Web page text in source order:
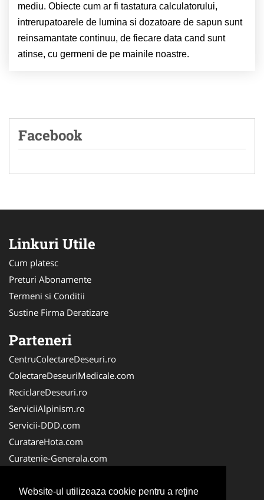
Website-ul utilizeaza cookie pentru a reţine
mediu. Obiecte cum ar fi tastatura calculatorului,
intrerupatoarele de lumina si dozatoare de sapun sunt
reinsamantate continuu, de fiecare data cand sunt
atinse, cu germeni de pe mainile noastre.
Facebook
Linkuri Utile
Cum platesc
Preturi Abonamente
Termeni si Conditii
Sustine Firma Deratizare
Parteneri
CentruColectareDeseuri.ro
ColectareDeseuriMedicale.com
ReciclareDeseuri.ro
ServiciiAlpinism.ro
Servicii-DDD.com
CuratareHota.com
Curatenie-Generala.com
Spalatorie-Covoare.com